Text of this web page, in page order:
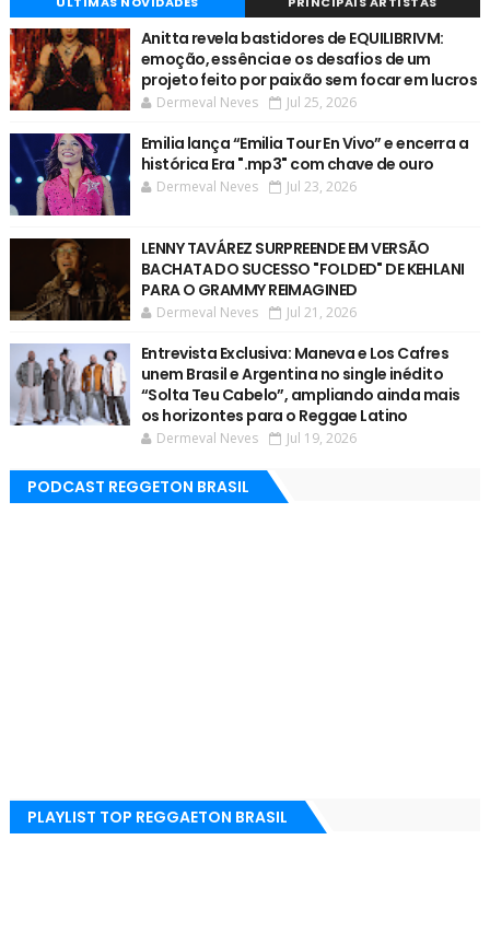
Anitta revela bastidores de EQUILIBRIVM:
emoção, essência e os desafios de um
projeto feito por paixão sem focar em lucros
Dermeval Neves Jul 25, 2026
Emilia lança “Emilia Tour En Vivo” e encerra a
histórica Era ".mp3" com chave de ouro
Dermeval Neves Jul 23, 2026
LENNY TAVÁREZ SURPREENDE EM VERSÃO
BACHATA DO SUCESSO "FOLDED" DE KEHLANI
PARA O GRAMMY REIMAGINED
Dermeval Neves Jul 21, 2026
Entrevista Exclusiva: Maneva e Los Cafres
unem Brasil e Argentina no single inédito
“Solta Teu Cabelo”, ampliando ainda mais
os horizontes para o Reggae Latino
Dermeval Neves Jul 19, 2026
PODCAST REGGETON BRASIL
PLAYLIST TOP REGGAETON BRASIL